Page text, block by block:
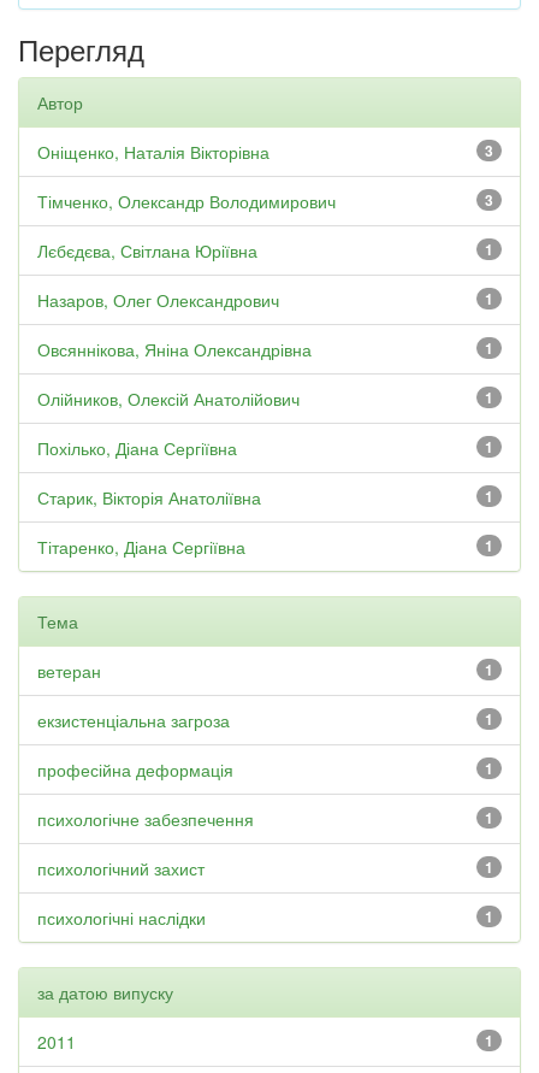
Перегляд
Автор
3
Оніщенко, Наталія Вікторівна
3
Тімченко, Олександр Володимирович
1
Лєбєдєва, Світлана Юріївна
1
Назаров, Олег Олександрович
1
Овсяннікова, Яніна Олександрівна
1
Олійников, Олексій Анатолійович
1
Похілько, Діана Сергіївна
1
Старик, Вікторія Анатоліївна
1
Тітаренко, Діана Сергіївна
Тема
1
ветеран
1
екзистенціальна загроза
1
професійна деформація
1
психологічне забезпечення
1
психологічний захист
1
психологічні наслідки
за датою випуску
1
2011